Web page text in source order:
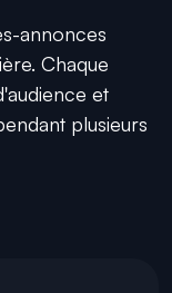
annonces
Chaque
et
plusieurs